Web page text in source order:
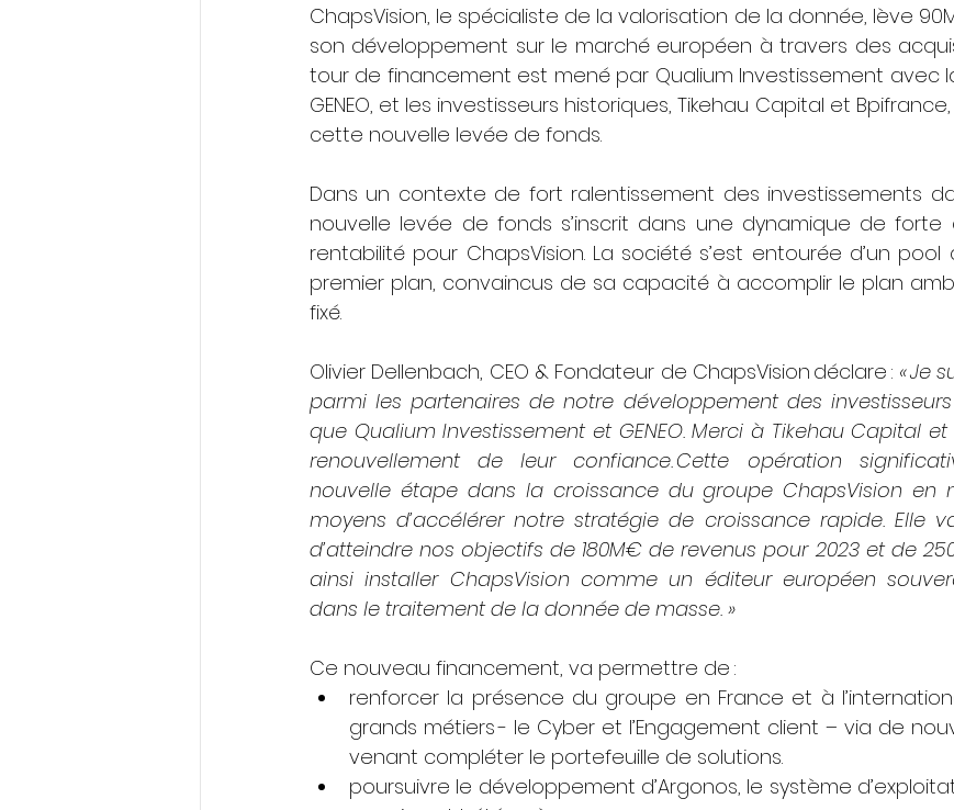
ChapsVision, le spécialiste de la valorisation de la donnée, lève
son développement sur le marché européen à travers des
tour de financement est mené par Qualium Investissement avec
GENEO, et les investisseurs historiques, Tikehau Capital et
cette nouvelle levée de fonds.
Dans un contexte de fort ralentissement des investissements
nouvelle levée de fonds s’inscrit dans une dynamique de
rentabilité pour ChapsVision. La société s’est entourée d’un pool
premier plan, convaincus de sa capacité à accomplir le plan
fixé.
Olivier Dellenbach, CEO & Fondateur de ChapsVision déclare : « Je
parmi les partenaires de notre développement des
que Qualium Investissement et GENEO. Merci à Tikehau Capital
renouvellement de leur confiance. Cette opération
nouvelle étape dans la croissance du groupe ChapsVision en
moyens d’accélérer notre stratégie de croissance rapide. Elle
d’atteindre nos objectifs de 180M€ de revenus pour 2023 et de
ainsi installer ChapsVision comme un éditeur européen
dans le traitement de la donnée de masse. »
Ce nouveau financement, va permettre de :
renforcer la présence du groupe en France et à
grands métiers - le Cyber et l’Engagement client – via de
venant compléter le portefeuille de solutions.
poursuivre le développement d’Argonos, le système